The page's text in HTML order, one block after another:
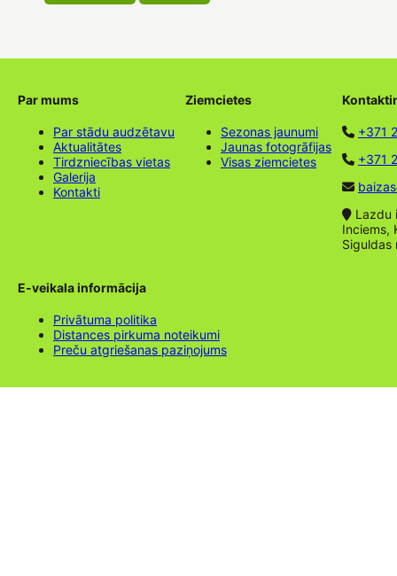
Par mums
Par stādu audzētavu
Aktualitātes
Tirdzniecības vietas
Galerija
Kontakti
Ziemcietes
Sezonas jaunumi
Jaunas fotogrāfijas
Visas ziemcietes
+371
+371
Lazdu
Inciems,
Siguldas
E-veikala informācija
Privātuma politika
Distances pirkuma noteikumi
Preču atgriešanas paziņojums